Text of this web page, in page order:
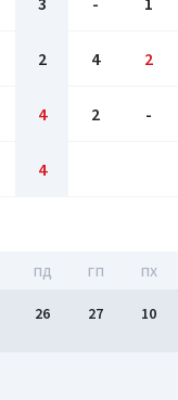
2 4 2
4 2 -
4
пд гп пх
26 27 10